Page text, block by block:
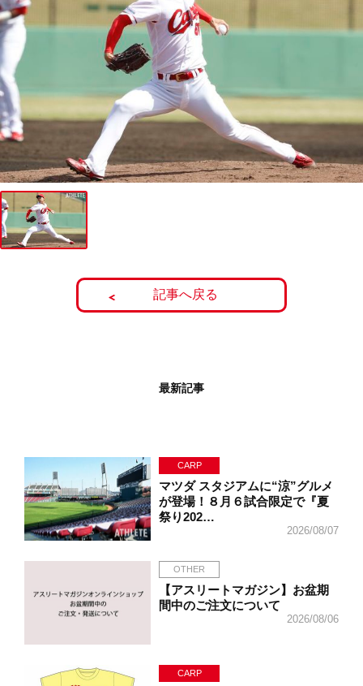
記事へ戻る
最新記事
CARP
マツダ スタジアムに“涼”グルメ
が登場！８月６試合限定で『夏
祭り202…
2026/08/07
OTHER
【アスリートマガジン】お盆期
間中のご注文について
2026/08/06
CARP